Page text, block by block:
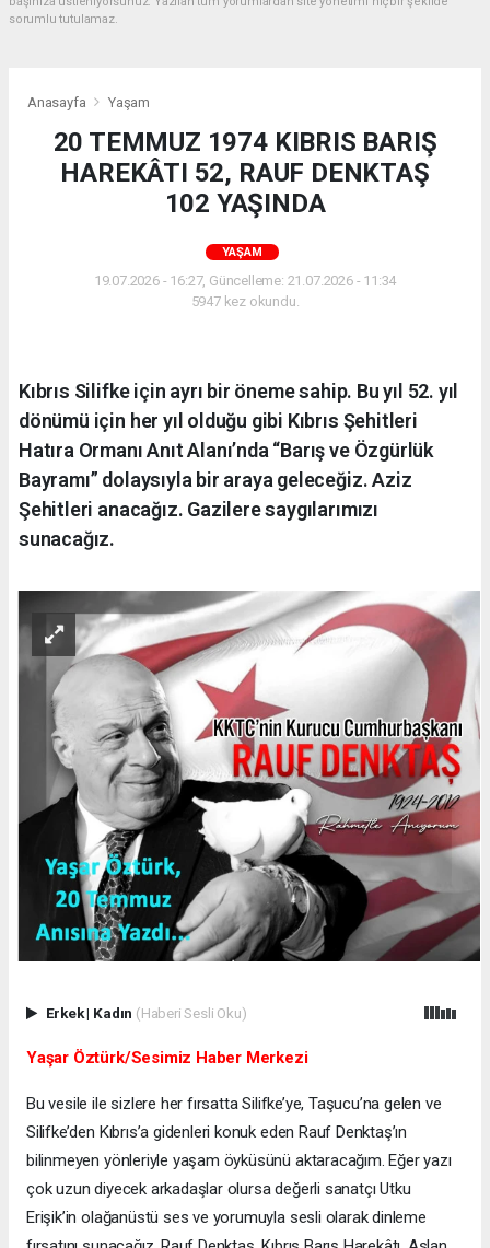
sorumlu tutulamaz.
Anasayfa Yaşam
20 TEMMUZ 1974 KIBRIS BARIŞ
HAREKÂTI 52, RAUF DENKTAŞ
102 YAŞINDA
YAŞAM
19.07.2026 - 16:27, Güncelleme: 21.07.2026 - 11:34
5947 kez okundu.
Kıbrıs Silifke için ayrı bir öneme sahip. Bu yıl 52. yıl
dönümü için her yıl olduğu gibi Kıbrıs Şehitleri
Hatıra Ormanı Anıt Alanı’nda “Barış ve Özgürlük
Bayramı” dolaysıyla bir araya geleceğiz. Aziz
Şehitleri anacağız. Gazilere saygılarımızı
sunacağız.
Erkek| Kadın (Haberi Sesli Oku)
Yaşar Öztürk/Sesimiz Haber Merkezi
Bu vesile ile sizlere her fırsatta Silifke’ye, Taşucu’na gelen ve
Silifke’den Kıbrıs’a gidenleri konuk eden Rauf Denktaş’ın
bilinmeyen yönleriyle yaşam öyküsünü aktaracağım. Eğer yazı
çok uzun diyecek arkadaşlar olursa değerli sanatçı Utku
Erişik’in olağanüstü ses ve yorumuyla sesli olarak dinleme